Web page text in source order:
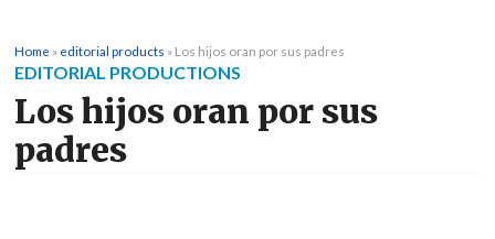
Home » editorial products » Los hijos oran por sus padres
EDITORIAL PRODUCTIONS
Los hijos oran por sus
padres